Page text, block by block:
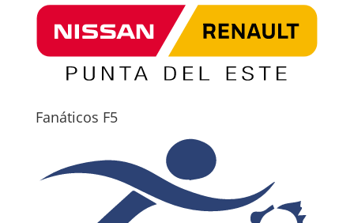
Fanáticos F5